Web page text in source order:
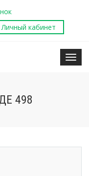
Личный кабинет
498